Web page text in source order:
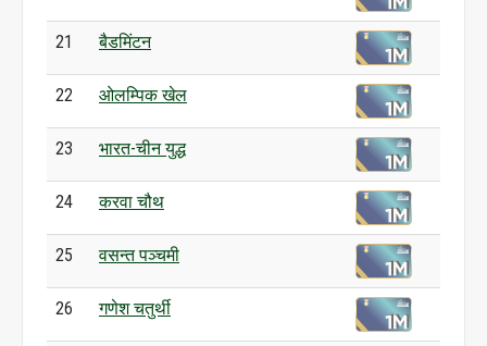
21 बैडमिंटन
22 ओलम्पिक खेल
23 भारत-चीन युद्ध
24 करवा चौथ
25 वसन्त पञ्चमी
26 गणेश चतुर्थी